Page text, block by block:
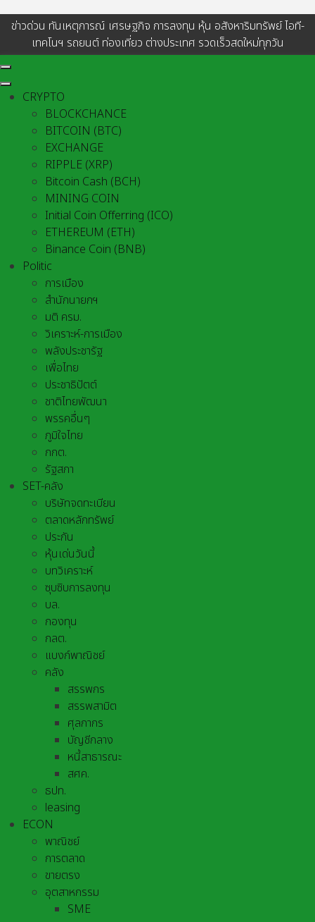
ข่าวด่วน ทันเหตุการณ์ เศรษฐกิจ การลงทุน หุ้น อสังหาริมทรัพย์ ไอที-
เทคโนฯ รถยนต์ ท่องเที่ยว ต่างประเทศ รวดเร็วสดใหม่ทุกวัน
CRYPTO
BLOCKCHANCE
BITCOIN (BTC)
EXCHANGE
RIPPLE (XRP)
Bitcoin Cash (BCH)
MINING COIN
Initial Coin Offerring (ICO)
ETHEREUM (ETH)
Binance Coin (BNB)
Politic
การเมือง
สำนักนายกฯ
มติ ครม.
วิเคราะห์-การเมือง
พลังประชารัฐ
เพื่อไทย
ประชาธิปัตต์
ชาติไทยพัฒนา
พรรคอื่นๆ
ภูมิใจไทย
กกต.
รัฐสภา
SET-คลัง
บริษัทจดทะเบียน
ตลาดหลักทรัพย์
ประกัน
หุ้นเด่นวันนี้
บทวิเคราะห์
ซุบซิบการลงทุน
บล.
กองทุน
กลต.
แบงก์พาณิชย์
คลัง
สรรพกร
สรรพสามิต
ศุลกากร
บัญชีกลาง
หนี้สาธารณะ
สศค.
ธปท.
leasing
ECON
พาณิชย์
การตลาด
ขายตรง
อุตสาหกรรม
SME